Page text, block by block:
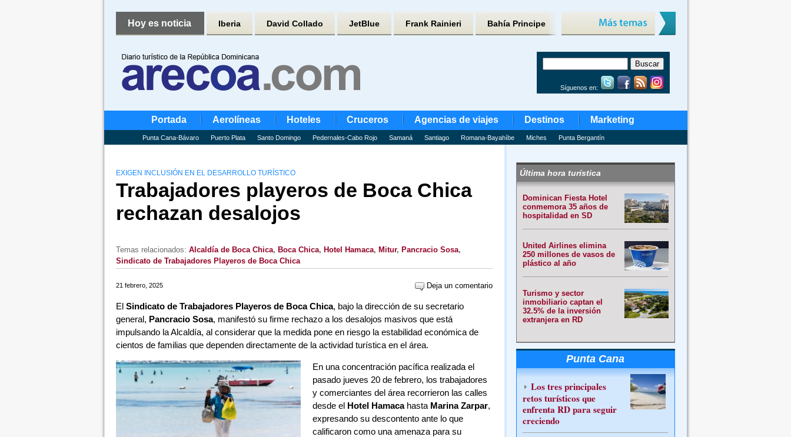
Hoy es noticia Iberia David Collado JetBlue Frank Rainieri Bahía Principe
Síguenos en:
Portada Aerolíneas Hoteles Cruceros Agencias de viajes Destinos Marketing
Punta Cana-Bávaro Puerto Plata Santo Domingo Pedernales-Cabo Rojo Samaná Santiago Romana-Bayahíbe Miches Punta Bergantín
EXIGEN INCLUSIÓN EN EL DESARROLLO TURÍSTICO
Trabajadores playeros de Boca Chica
rechazan desalojos
Temas relacionados: Alcaldía de Boca Chica, Boca Chica, Hotel Hamaca, Mitur, Pancracio Sosa,
Sindicato de Trabajadores Playeros de Boca Chica
21 febrero, 2025 Deja un comentario
El Sindicato de Trabajadores Playeros de Boca Chica, bajo la dirección de su secretario
general, Pancracio Sosa, manifestó su firme rechazo a los desalojos masivos que está
impulsando la Alcaldía, al considerar que la medida pone en riesgo la estabilidad económica de
cientos de familias que dependen directamente de la actividad turística en el área.
En una concentración pacífica realizada el
pasado jueves 20 de febrero, los trabajadores
y comerciantes del área recorrieron las calles
desde elHotel Hamacahasta Marina Zarpar,
expresando su descontento ante lo que
calificaron como una amenaza para su
Última hora turística
Dominican Fiesta Hotel
conmemora 35 años de
hospitalidad en SD
United Airlines elimina
250 millones de vasos de
plástico al año
Turismo y sector
inmobiliario captan el
32.5% de la inversión
extranjera en RD
Punta Cana
Los tres principales
retos turísticos que
enfrenta RD para seguir
creciendo